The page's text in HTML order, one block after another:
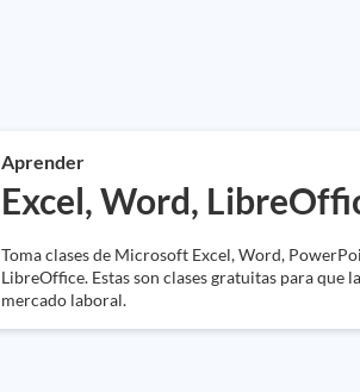
Aprender
Excel, Word,
Toma clases de Microsoft Excel, Word,
LibreOffice. Estas son clases gratuitas para que
mercado laboral.